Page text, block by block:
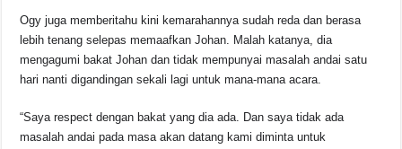
Ogy juga memberitahu kini kemarahannya sudah reda dan berasa
lebih tenang selepas memaafkan Johan. Malah katanya, dia
mengagumi bakat Johan dan tidak mempunyai masalah andai satu
hari nanti digandingan sekali lagi untuk mana-mana acara.
“Saya respect dengan bakat yang dia ada. Dan saya tidak ada
masalah andai pada masa akan datang kami diminta untuk